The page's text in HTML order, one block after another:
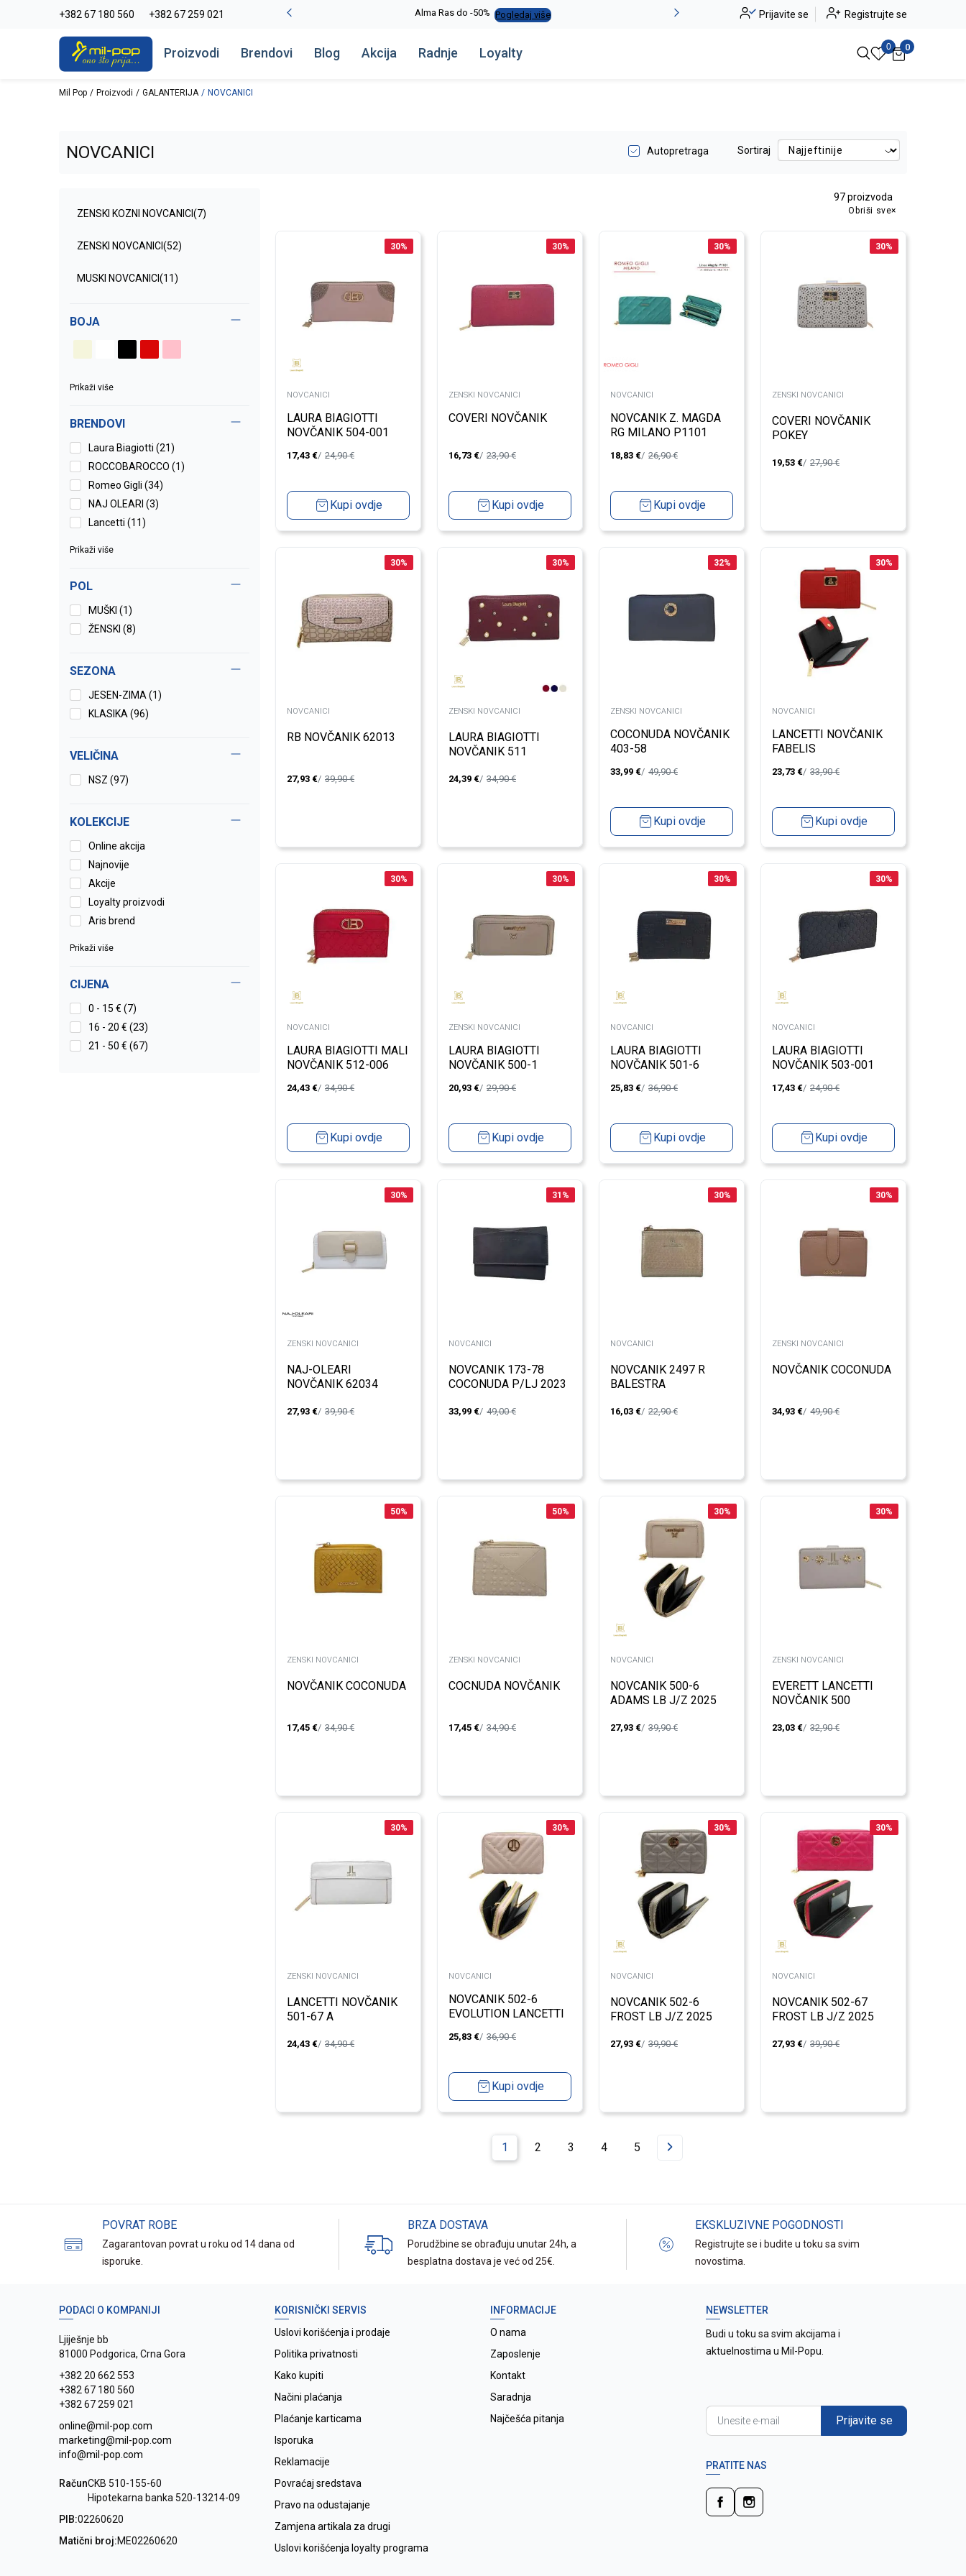
+382 67 180 560 +382 67 259 021
La Plage peškiri do -30% Pogledaj više Alma Ras do -50% Pogledaj više Novo u ponudi - Jadea Pogledaj više
Prijavite se Registrujte se
Proizvodi Brendovi Blog Akcija Radnje Loyalty 0 0
Mil Pop Proizvodi GALANTERIJA NOVCANICI
NOVCANICI Autopretraga Sortiraj
ZENSKI KOZNI NOVCANICI(7)
ZENSKI NOVCANICI(52)
MUSKI NOVCANICI(11)
BOJA
Prikaži više
BRENDOVI
Laura Biagiotti (21)
ROCCOBAROCCO (1)
Romeo Gigli (34)
NAJ OLEARI (3)
Lancetti (11)
Prikaži više
POL
MUŠKI (1)
ŽENSKI (8)
SEZONA
JESEN-ZIMA (1)
KLASIKA (96)
VELIČINA
NSZ (97)
KOLEKCIJE
Online akcija
Najnovije
Akcije
Loyalty proizvodi
Aris brend
Prikaži više
CIJENA
0 - 15 € (7)
16 - 20 € (23)
21 - 50 € (67)
97proizvoda
Obriši sve
30%
NOVCANICI
LAURA BIAGIOTTI
NOVČANIK 504-001
17,43 € 24,90€
Kupi ovdje
30%
ZENSKI NOVCANICI
COVERI NOVČANIK
16,73 € 23,90€
Kupi ovdje
30%
NOVCANICI
NOVCANIK Z. MAGDA
RG MILANO P1101
18,83 € 26,90€
Kupi ovdje
30%
ZENSKI NOVCANICI
COVERI NOVČANIK
POKEY
19,53 € 27,90€
30%
NOVCANICI
RB NOVČANIK 62013
27,93 € 39,90€
30%
ZENSKI NOVCANICI
LAURA BIAGIOTTI
NOVČANIK 511
24,39 € 34,90€
32%
ZENSKI NOVCANICI
COCONUDA NOVČANIK
403-58
33,99 € 49,90€
Kupi ovdje
30%
NOVCANICI
LANCETTI NOVČANIK
FABELIS
23,73 € 33,90€
Kupi ovdje
30%
NOVCANICI
LAURA BIAGIOTTI MALI
NOVČANIK 512-006
24,43 € 34,90€
Kupi ovdje
30%
ZENSKI NOVCANICI
LAURA BIAGIOTTI
NOVČANIK 500-1
20,93 € 29,90€
Kupi ovdje
30%
NOVCANICI
LAURA BIAGIOTTI
NOVČANIK 501-6
25,83 € 36,90€
Kupi ovdje
30%
NOVCANICI
LAURA BIAGIOTTI
NOVČANIK 503-001
17,43 € 24,90€
Kupi ovdje
30%
ZENSKI NOVCANICI
NAJ-OLEARI
NOVČANIK 62034
27,93 € 39,90€
31 %
NOVCANICI
NOVCANIK 173-78
COCONUDA P/LJ 2023
33,99 € 49,00€
30%
NOVCANICI
NOVCANIK 2497 R
BALESTRA
16,03 € 22,90€
30%
ZENSKI NOVCANICI
NOVČANIK COCONUDA
34,93 € 49,90€
50%
ZENSKI NOVCANICI
NOVČANIK COCONUDA
17,45 € 34,90€
50%
ZENSKI NOVCANICI
COCNUDA NOVČANIK
17,45 € 34,90€
30%
NOVCANICI
NOVCANIK 500-6
ADAMS LB J/Z 2025
27,93 € 39,90€
30%
ZENSKI NOVCANICI
EVERETT LANCETTI
NOVČANIK 500
23,03 € 32,90€
30%
ZENSKI NOVCANICI
LANCETTI NOVČANIK
501-67 A
24,43 € 34,90€
30%
NOVCANICI
NOVCANIK 502-6
EVOLUTION LANCETTI
25,83 € 36,90€
Kupi ovdje
30%
NOVCANICI
NOVCANIK 502-6
FROST LB J/Z 2025
27,93 € 39,90€
30%
NOVCANICI
NOVCANIK 502-67
FROST LB J/Z 2025
27,93 € 39,90€
1 2 3 4 5
POVRAT ROBE
Zagarantovan povrat u roku od 14 dana od
isporuke.
BRZA DOSTAVA
Porudžbine se obrađuju unutar 24h, a
besplatna dostava je već od 25€.
EKSKLUZIVNE POGODNOSTI
Registrujte se i budite u toku sa svim
novostima.
PODACI O KOMPANIJI
Ljiješnje bb
81000 Podgorica, Crna Gora
+382 20 662 553
+382 67 180 560
+382 67 259 021
online@mil-pop.com
marketing@mil-pop.com
info@mil-pop.com
RačunCKB 510-155-60
Hipotekarna banka 520-13214-09
PIB:02260620
Matični broj:ME02260620
KORISNIČKI SERVIS
Uslovi korišćenja i prodaje
Politika privatnosti
Kako kupiti
Načini plaćanja
Plaćanje karticama
Isporuka
Reklamacije
Povraćaj sredstava
Pravo na odustajanje
Zamjena artikala za drugi
Uslovi korišćenja loyalty programa
INFORMACIJE
O nama
Zaposlenje
Kontakt
Saradnja
Najčešća pitanja
NEWSLETTER
Budi u toku sa svim akcijama i
aktuelnostima u Mil-Popu.
Prijavite se
PRATITE NAS